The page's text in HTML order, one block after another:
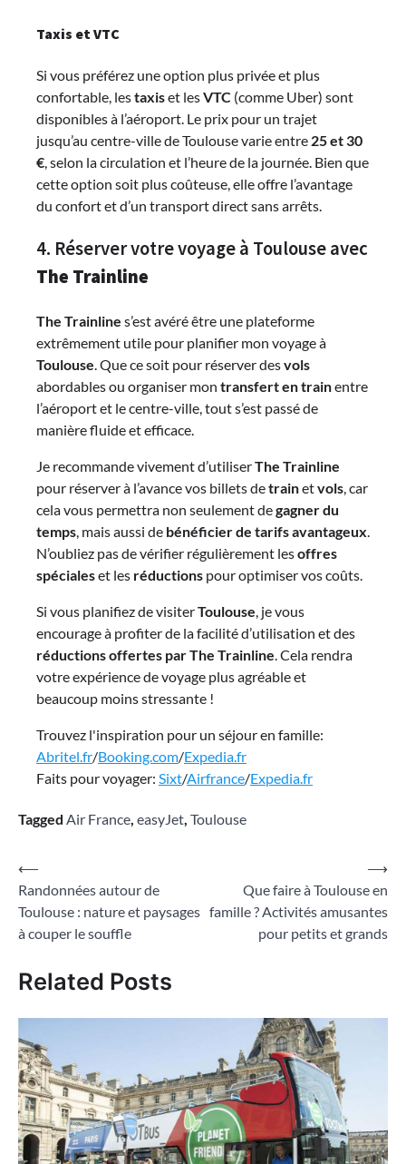
Taxis et VTC
Si vous préférez une option plus privée et plus
confortable, lestaxiset lesVTC (comme Uber) sont
disponibles à l’aéroport. Le prix pour un trajet
jusqu’au centre-ville de Toulouse varie entre 25 et 30
€ , selon la circulation et l’heure de la journée. Bien que
cette option soit plus coûteuse, elle offre l’avantage
du confort et d’un transport direct sans arrêts.
4. Réserver votre voyage à Toulouse avec
The Trainline
The Trainline s’est avéré être une plateforme
extrêmement utile pour planifier mon voyage à
Toulouse. Que ce soit pour réserver desvols
abordables ou organiser mon transfert en trainentre
l’aéroport et le centre-ville, tout s’est passé de
manière fluide et efficace.
Je recommande vivement d’utiliserThe Trainline
pour réserver à l’avance vos billets detrainetvols, car
cela vous permettra non seulement degagner du
temps, mais aussi de bénéficier de tarifs avantageux.
N’oubliez pas de vérifier régulièrement lesoffres
spécialeset les réductions pour optimiser vos coûts.
Si vous planifiez de visiterToulouse, je vous
encourage à profiter de la facilité d’utilisation et des
réductions offertes par The Trainline. Cela rendra
votre expérience de voyage plus agréable et
beaucoup moins stressante !
Trouvez l'inspiration pour un séjour en famille:
Abritel.fr/Booking.com/Expedia.fr
Faits pour voyager: Sixt/Airfrance/Expedia.fr
Tagged Air France, easyJet, Toulouse
Navigation
de
l’article
⟵
Randonnées autour de
Toulouse : nature et paysages
à couper le souffle
Que faire à Toulouse en
famille ? Activités amusantes
pour petits et grands
⟶
Related Posts